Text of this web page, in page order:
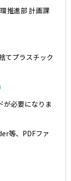
推進部 計画課
てプラスチック
必要になりま
等、PDFファ